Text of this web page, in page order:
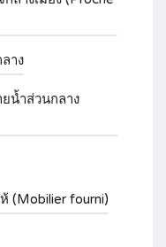
าง
ยน้ำส่วนกลาง
(Mobilier fourni)